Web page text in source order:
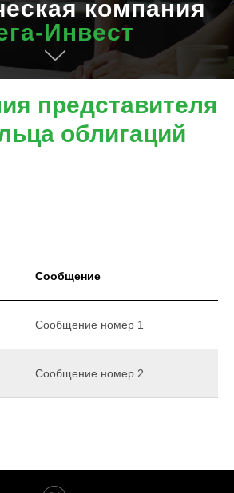
компания
Инвест
задолженности предприятий
представителя
облигаций
Сообщение
Сообщение номер 1
Сообщение номер 2